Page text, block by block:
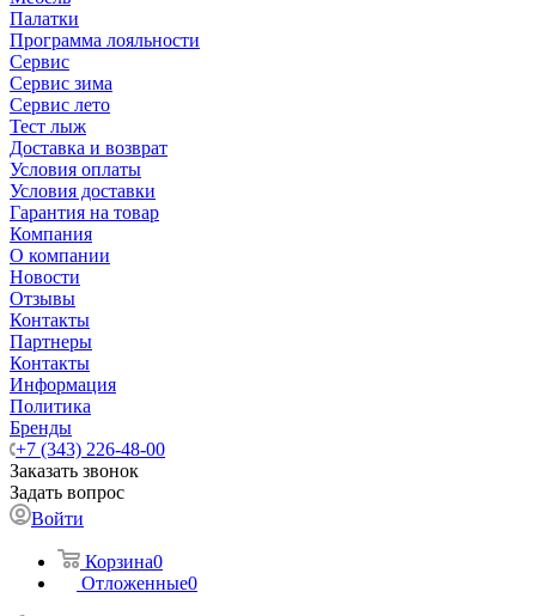
Палатки
Программа лояльности
Сервис
Сервис зима
Сервис лето
Тест лыж
Доставка и возврат
Условия оплаты
Условия доставки
Гарантия на товар
Компания
О компании
Новости
Отзывы
Контакты
Партнеры
Контакты
Информация
Политика
Бренды
+7 (343) 226-48-00
Заказать звонок
Задать вопрос
Войти
Корзина0
Отложенные0